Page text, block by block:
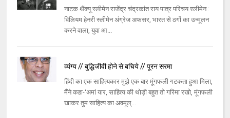
नाटक थैंक्यू स्लीमेन राजेंद्र चंद्रकांत राय पात्र परिचय स्लीमेन :
विलियम हेनरी स्लीमेन अंग्रेज अफसर, भारत से ठगों का उन्मूलन
करने वाला, युवा आ...
व्यंग्य // बुद्धिजीवी होने से बचिये // पूरन सरमा
हिंदी का एक साहित्यकार मुझे एक बार मूंगफली गटकता हुआ मिला,
मैंने कहा-‘अमां यार, साहित्य की थोड़ी बहुत तो गरिमा रखो, मूंगफली
खाकर तुम साहित्य का अवमूल्...